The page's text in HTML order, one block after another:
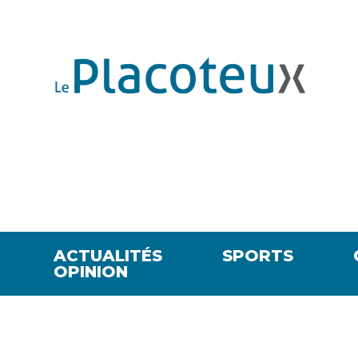
ACTUALITÉS SPORTS
OPINION